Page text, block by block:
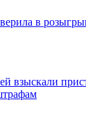
в
взыскали